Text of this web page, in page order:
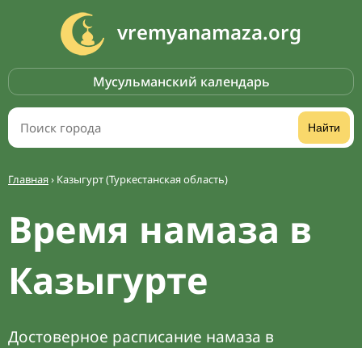
vremyanamaza.org
Мусульманский календарь
Найти
Главная› Казыгурт (Туркестанская область)
Время намаза в
Казыгурте
Достоверное расписание намаза в